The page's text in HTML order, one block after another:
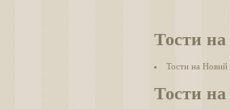
Тости
Тости на Новий
Тости